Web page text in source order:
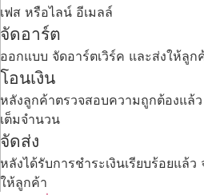
เฟส หรือไลน์ อีเมลล์
จัดอาร์ต
ออกแบบ จัดอาร์ตเวิร์ค และส่งให้ลูก
โอนเงิน
หลังลูกค้าตรวจสอบความถูกต้องแล้
เต็มจำนวน
จัดส่ง
หลังได้รับการชำระเงินเรียบร้อยแล้
ให้ลูกค้า